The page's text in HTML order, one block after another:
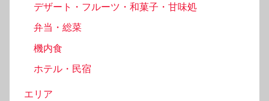
デザート・フルーツ・和菓子・甘味処
弁当・総菜
機内食
ホテル・民宿
エリア